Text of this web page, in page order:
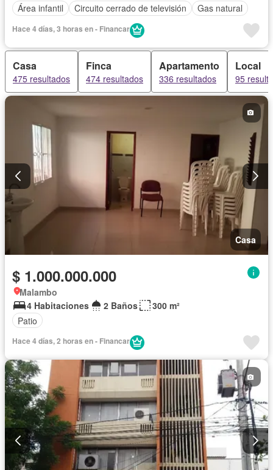
Área infantil
Circuito cerrado de televisión Gas natural
Hace 4 días, 3 horas en - Financar
Casa
475 resultados
Finca
474 resultados
Apartamento
336 resultados
Local
95
Casa
$ 1.000.000.000
Malambo
4 Habitaciones
2 Baños
300 m²
Patio
Hace 4 días, 2 horas en - Financar